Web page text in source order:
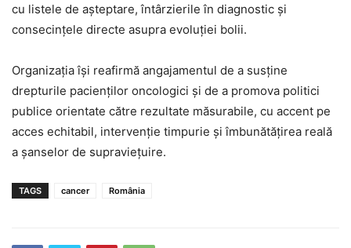
cu listele de așteptare, întârzierile în diagnostic și
consecințele directe asupra evoluției bolii.
Organizația își reafirmă angajamentul de a susține
drepturile pacienților oncologici și de a promova politici
publice orientate către rezultate măsurabile, cu accent pe
acces echitabil, intervenție timpurie și îmbunătățirea reală
a șanselor de supraviețuire.
TAGS cancer România